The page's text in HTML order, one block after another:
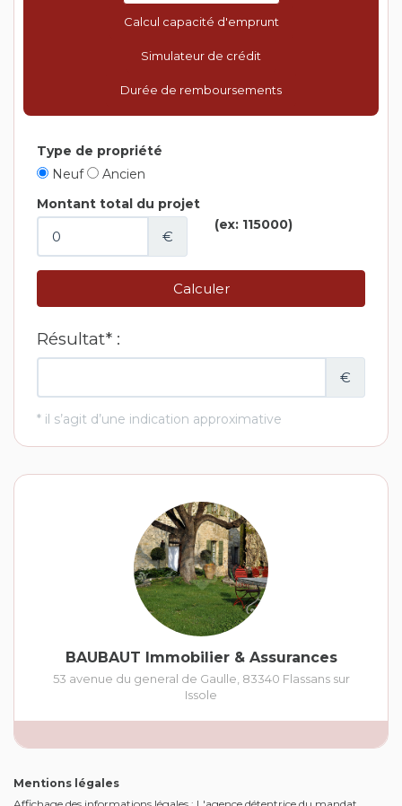
Calcul capacité d'emprunt
Simulateur de crédit
Durée de remboursements
BAUBAUT Immobilier & Assurances
53 avenue du general de Gaulle 83340 Flassans sur
Issole
Mentions légales